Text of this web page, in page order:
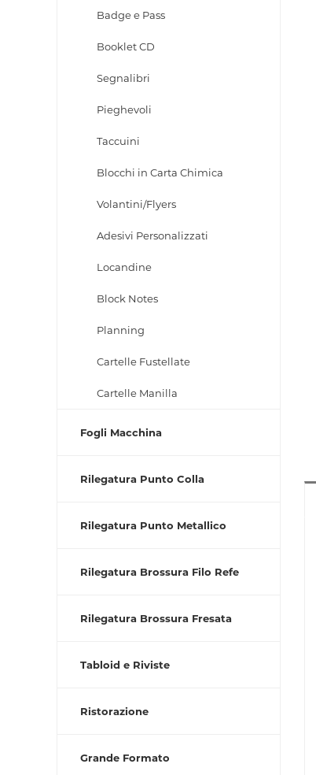
Badge e Pass
Booklet CD
Segnalibri
Pieghevoli
Taccuini
Blocchi in Carta Chimica
Volantini/Flyers
Adesivi Personalizzati
Locandine
Block Notes
Planning
Cartelle Fustellate
Cartelle Manilla
Fogli Macchina
Rilegatura Punto Colla
Rilegatura Punto Metallico
Rilegatura Brossura Filo Refe
Rilegatura Brossura Fresata
Tabloid e Riviste
Ristorazione
Grande Formato